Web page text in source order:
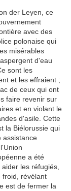
der Leyen, ce
avec des
polonaise qui
misérables
d'eau
sont les
et les effraient ;
de ceux qui ont
faire revenir sur
et en violant le
d'asile. Cette
la Biélorussie qui
assistance
a été
les réfugiés,
froid, révélant
est de fermer la